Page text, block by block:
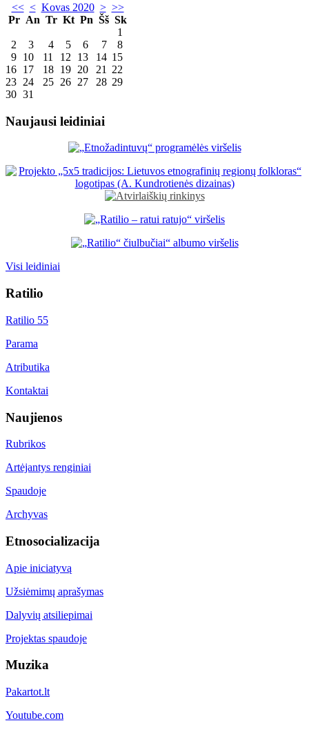
<< < Kovas 2020 > >>
Pr An Tr Kt Pn Šš Sk
1
2
3 4 5 6 7
8
9 10 11 12 13 14 15
16 17 18 19 20 21
22
23 24 25 26 27 28 29
30 31
Naujausi leidiniai
Visi leidiniai
Ratilio
Ratilio 55
Parama
Atributika
Kontaktai
Naujienos
Rubrikos
Artėjantys renginiai
Spaudoje
Archyvas
Etnosocializacija
Apie iniciatyvą
Užsiėmimų aprašymas
Dalyvių atsiliepimai
Projektas spaudoje
Muzika
Pakartot.lt
Youtube.com